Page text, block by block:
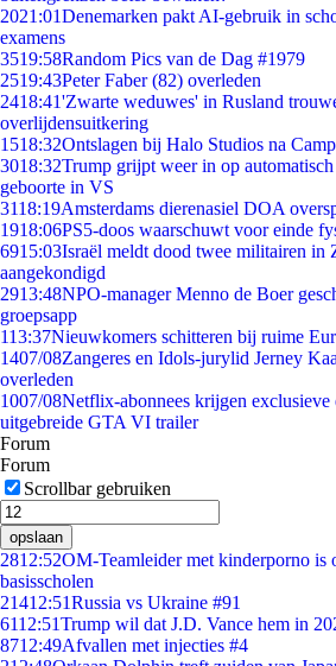
2021:01Denemarken pakt AI-gebruik in
examens
3519:58Random Pics van de Dag #1979
2519:43Peter Faber (82) overleden
2418:41'Zwarte weduwes' in Rusland
overlijdensuitkering
1518:32Ontslagen bij Halo Studios na
3018:32Trump grijpt weer in op automatisch
geboorte in VS
3118:19Amsterdams dierenasiel DOA
1918:06PS5-doos waarschuwt voor einde
6915:03Israël meldt dood twee militairen in
aangekondigd
2913:48NPO-manager Menno de Boer
groepsapp
113:37Nieuwkomers schitteren bij ruime
1407/08Zangeres en Idols-jurylid Jerney
overleden
1007/08Netflix-abonnees krijgen exclusieve
uitgebreide GTA VI trailer
Forum
Forum
Scrollbar gebruiken
opslaan
2812:52OM-Teamleider met kinderporno is
basisscholen
21412:51Russia vs Ukraine #91
6112:51Trump wil dat J.D. Vance hem in
8712:49Afvallen met injecties #4